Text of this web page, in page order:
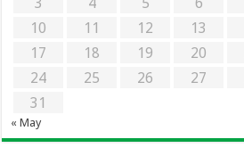
10
11 12 13
17
18 19 20
24
25 26 27
31
« May